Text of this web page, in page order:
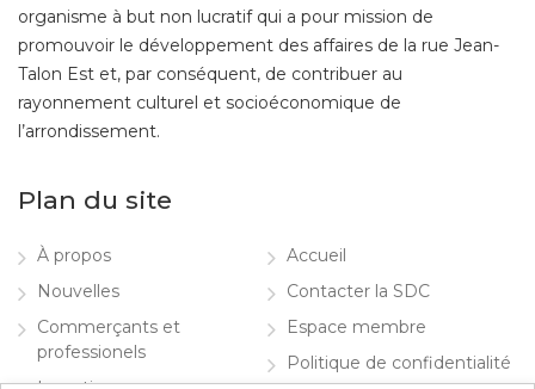
organisme à but non lucratif qui a pour mission de
promouvoir le développement des affaires de la rue Jean-
Talon Est et, par conséquent, de contribuer au
rayonnement culturel et socioéconomique de
l’arrondissement.
Plan du site
À propos
Nouvelles
Commerçants et
professionels
Accueil
Contacter la SDC
Espace membre
Politique de confidentialité